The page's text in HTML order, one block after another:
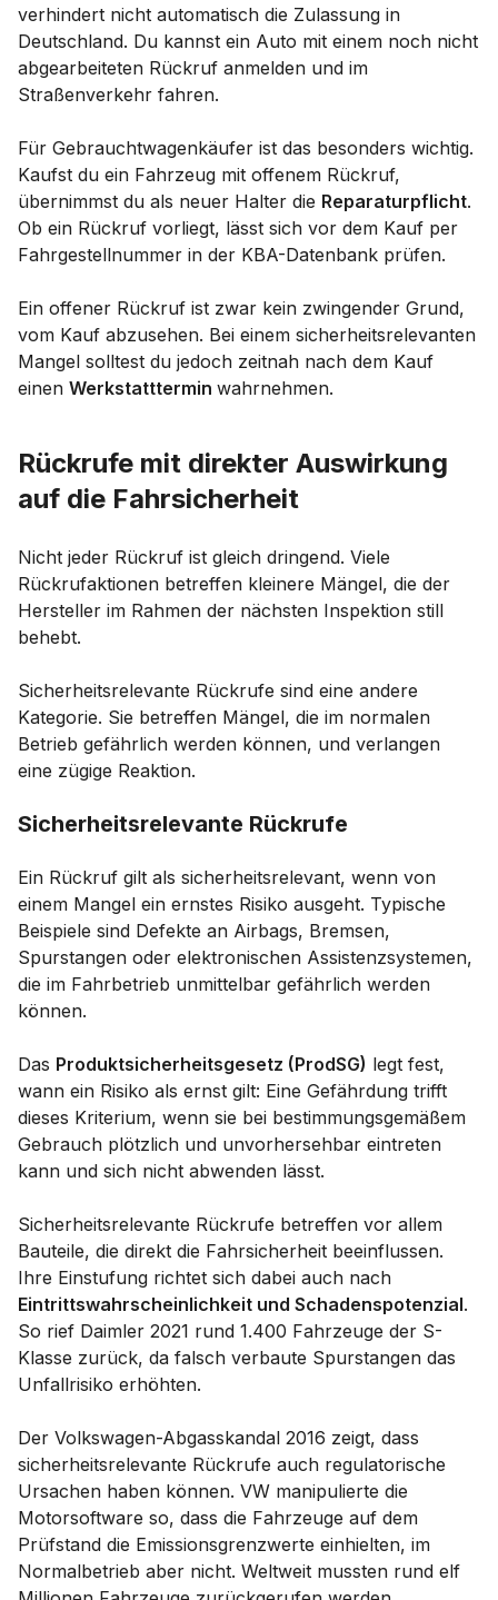
verhindert nicht automatisch die Zulassung in
Deutschland. Du kannst ein Auto mit einem noch nicht
abgearbeiteten Rückruf anmelden und im
Straßenverkehr fahren.
Für Gebrauchtwagenkäufer ist das besonders wichtig.
Kaufst du ein Fahrzeug mit offenem Rückruf,
übernimmst du als neuer Halter die Reparaturpflicht.
Ob ein Rückruf vorliegt, lässt sich vor dem Kauf per
Fahrgestellnummer in der KBA-Datenbank prüfen.
Ein offener Rückruf ist zwar kein zwingender Grund,
vom Kauf abzusehen. Bei einem sicherheitsrelevanten
Mangel solltest du jedoch zeitnah nach dem Kauf
einen Werkstatttermin wahrnehmen.
Rückrufe mit direkter Auswirkung
auf die Fahrsicherheit
Nicht jeder Rückruf ist gleich dringend. Viele
Rückrufaktionen betreffen kleinere Mängel, die der
Hersteller im Rahmen der nächsten Inspektion still
behebt.
Sicherheitsrelevante Rückrufe sind eine andere
Kategorie. Sie betreffen Mängel, die im normalen
Betrieb gefährlich werden können, und verlangen
eine zügige Reaktion.
Sicherheitsrelevante Rückrufe
Ein Rückruf gilt als sicherheitsrelevant, wenn von
einem Mangel ein ernstes Risiko ausgeht. Typische
Beispiele sind Defekte an Airbags, Bremsen,
Spurstangen oder elektronischen Assistenzsystemen,
die im Fahrbetrieb unmittelbar gefährlich werden
können.
Das Produktsicherheitsgesetz (ProdSG) legt fest,
wann ein Risiko als ernst gilt: Eine Gefährdung trifft
dieses Kriterium, wenn sie bei bestimmungsgemäßem
Gebrauch plötzlich und unvorhersehbar eintreten
kann und sich nicht abwenden lässt.
Sicherheitsrelevante Rückrufe betreffen vor allem
Bauteile, die direkt die Fahrsicherheit beeinflussen.
Ihre Einstufung richtet sich dabei auch nach
Eintrittswahrscheinlichkeit und Schadenspotenzial.
So rief Daimler 2021 rund 1.400 Fahrzeuge der S-
Klasse zurück, da falsch verbaute Spurstangen das
Unfallrisiko erhöhten.
Der Volkswagen-Abgasskandal 2016 zeigt, dass
sicherheitsrelevante Rückrufe auch regulatorische
Ursachen haben können. VW manipulierte die
Motorsoftware so, dass die Fahrzeuge auf dem
Prüfstand die Emissionsgrenzwerte einhielten, im
Normalbetrieb aber nicht. Weltweit mussten rund elf